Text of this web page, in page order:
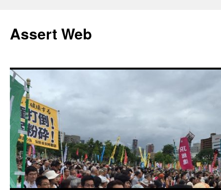
テ
ン
ス
キ
ッ
プ
Assert Web